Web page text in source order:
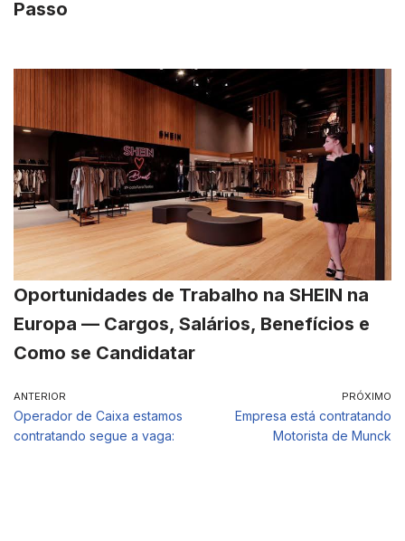
Passo
Oportunidades de Trabalho na SHEIN na
Europa — Cargos, Salários, Benefícios e
Como se Candidatar
ANTERIOR
Operador de Caixa estamos
contratando segue a vaga:
PRÓXIMO
Empresa está contratando
Motorista de Munck